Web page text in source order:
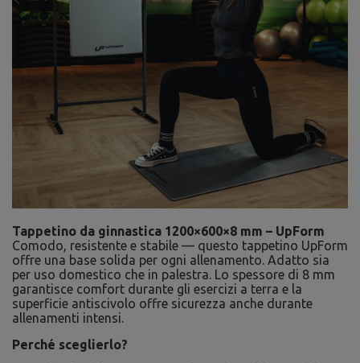
Tappetino da ginnastica 1200×600×8 mm – UpForm
Comodo, resistente e stabile — questo tappetino UpForm
offre una base solida per ogni allenamento. Adatto sia
per uso domestico che in palestra. Lo spessore di 8 mm
garantisce comfort durante gli esercizi a terra e la
superficie antiscivolo offre sicurezza anche durante
allenamenti intensi.
Perché sceglierlo?